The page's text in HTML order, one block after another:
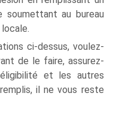
soumettant au bureau
ci-dessus, voulez-
de le faire, assurez-
et les autres
il ne vous reste